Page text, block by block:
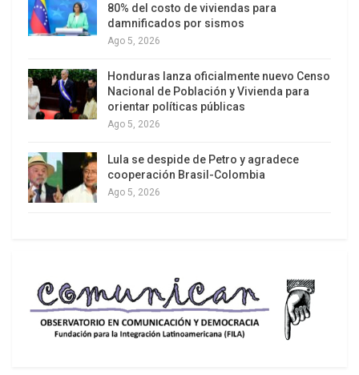
vínculo con Israel y la defensa de Palestina e Irán
se han vuelto pruebas de fuego para medir la
francés los próximos años.
80% del costo de viviendas para
damnificados por sismos
Ago 5, 2026
Honduras lanza oficialmente nuevo Censo
Nacional de Población y Vivienda para
orientar políticas públicas
Ago 5, 2026
Lula se despide de Petro y agradece
cooperación Brasil-Colombia
Ago 5, 2026